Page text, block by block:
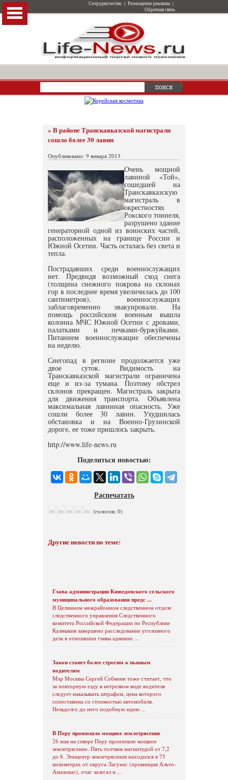
Сотрудничество | Размещение рекламы |
Обратная связь
» В районе Транскавказской магистрали
сошло более 30 лавин
Опубликовано: 9 января 2013
Очень мощной
лавиной «Той»,
сошедшей на
Транскавказскую
магистраль в
окрестностях
Рокского тоннеля,
разрушено здание
генераторной одной из воинских частей,
расположенных на границе России и
Южной Осетии. Часть осталась без света и
тепла.
Пострадавших среди военнослужащих
нет. Предвидя возможный сход снега
(толщина снежного покрова на склонах
гор в последнее время увеличилась до 100
сантиметров), военнослужащих
заблаговременно эвакуировали. На
помощь российским военным вышла
колонна МЧС Южной Осетии с дровами,
палатками и печками-буржуйками.
Питанием военнослужащие обеспечены
на неделю.
Снегопад в регионе продолжается уже
двое суток. Видимость на
Транскавказской магистрали ограничена
еще и из-за тумана. Поэтому обстрел
склонов прекращен. Магистраль закрыта
для движения транспорта. Объявлена
максимальная лавинная опасность. Уже
сошли более 30 лавин. Ухудшилась
обстановка и на Военно-Грузинской
дороге, ее тоже пришлось закрыть.
http://www.life-news.ru
Поделиться новостью:
Распечатать
(голосов: 0)
Другие новости по теме:
Глава администрации Кюведовского сельского
муниципального образования предс ...
В Целинном межрайонном следственном отделе
следственного управления Следственного
комитета Российской Федерации по Республике
Калмыкия завершено расследование уголовного
дела в отношении главы админис ...
Закон станет более строгим к пьяным
водителям
Мэр Москвы Сергей Собянин тоже считает, что
за повторную езду в нетрезвом виде водителя
следует наказывать штрафом, цена которого
сопоставима со стоимостью автомобиля.
Незадолго до него подобную идею ...
В Перу произошло мощное землетрясение
26 мая на севере Перу произошло мощное
землетрясение. Пять толчков магнитудой от 7,2
до 8. Эпицентр землетрясения находился в 75
километрах от округа Лагунас (провинция Альто-
Амазонас), очаг залегал н ...